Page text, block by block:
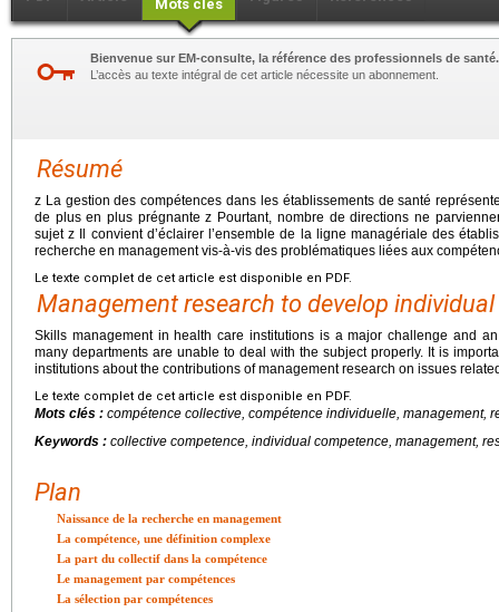
Mots clés
Bienvenue sur EM-consulte, la référence des professionnels de santé.
L’accès au texte intégral de cet article nécessite un abonnement.
Résumé
z La gestion des compétences dans les établissements de santé
de plus en plus prégnante z Pourtant, nombre de directions ne
sujet z Il convient d’éclairer l’ensemble de la ligne managériale des
recherche en management vis-à-vis des problématiques liées aux
Le texte complet de cet article est disponible en PDF.
Management research to develop
Skills management in health care institutions is a major challenge and
many departments are unable to deal with the subject properly. It is
institutions about the contributions of management research on issues
Le texte complet de cet article est disponible en PDF.
Mots clés : compétence collective, compétence individuelle, management,
Keywords : collective competence, individual competence, management,
Plan
Naissance de la recherche en management
La compétence, une définition complexe
La part du collectif dans la compétence
Le management par compétences
La sélection par compétences